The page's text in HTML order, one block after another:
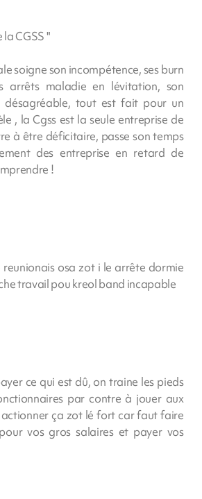
CGSS "
soigne son incompétence, ses burn
arrêts maladie en lévitation, son
désagréable, tout est fait pour un
, la Cgss est la seule entreprise de
à être déficitaire, passe son temps
des entreprise en retard de
!
osa zot i le arrête dormie
travail pou kreol band incapable
ce qui est dû, on traine les pieds
par contre à jouer aux
actionner ça zot lé fort car faut faire
vos gros salaires et payer vos